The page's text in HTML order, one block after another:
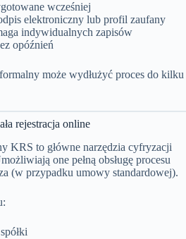
wcześniej
elektroniczny lub profil zaufany
indywidualnych zapisów
opóźnień
może wydłużyć proces do kilku
rejestracja online
KRS to główne narzędzia cyfryzacji
one pełną obsługę procesu
(w przypadku umowy standardowej).